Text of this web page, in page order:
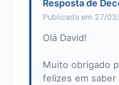
Resposta de
Publicada em 27/
Olá David!
Muito obrigado
felizes em saber